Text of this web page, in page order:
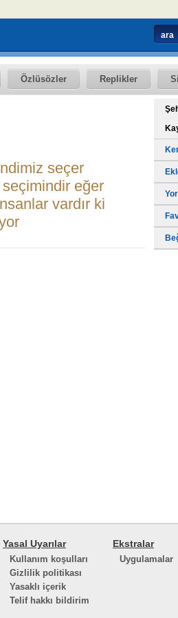
Özlüsözler Replikler
seçer
eğer
vardır ki
Yasal Uyarılar
Kullanım koşulları
Gizlilik politikası
Yasaklı içerik
Telif hakkı bildirim
Ekstralar
Uygulamalar